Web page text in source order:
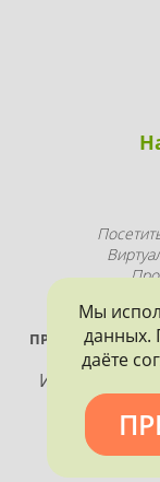
ПРОЕКТ
Мы
данных.
даёте